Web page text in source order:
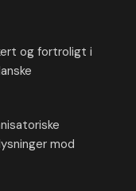
og fortroligt i
mod